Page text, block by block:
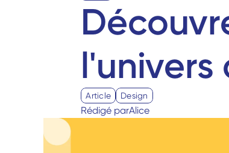
Article Design
Rédigé parAlice